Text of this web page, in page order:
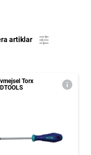
artiklar
Torx